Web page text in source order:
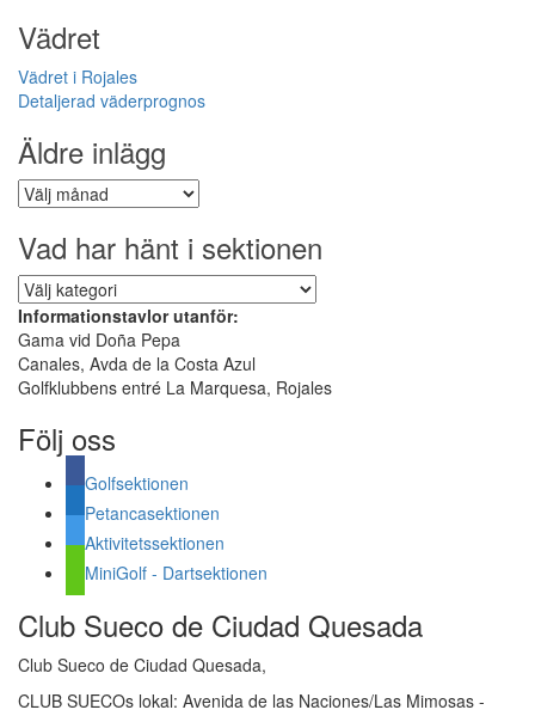
Vädret
Vädret i Rojales
Detaljerad väderprognos
Äldre inlägg
Äldre
inlägg
Vad har hänt i sektionen
Vad
har
hänt
i
sektionen
Informationstavlor utanför:
Gama vid Doña Pepa
Canales, Avda de la Costa Azul
Golfklubbens entré La Marquesa, Rojales
Följ oss
Golfsektionen
Petancasektionen
Aktivitetssektionen
MiniGolf - Dartsektionen
Club Sueco de Ciudad Quesada
Club Sueco de Ciudad Quesada,
CLUB SUECOs lokal: Avenida de las Naciones/Las Mimosas -